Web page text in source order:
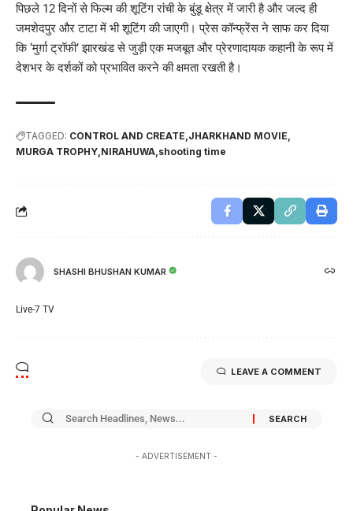
पिछले 12 दिनों से फिल्म की शूटिंग रांची के बुंडू क्षेत्र में जारी है और जल्द ही
जमशेदपुर और टाटा में भी शूटिंग की जाएगी। प्रेस कॉन्फ्रेंस ने साफ कर दिया
कि ‘मुर्ग़ा ट्रॉफी’ झारखंड से जुड़ी एक मजबूत और प्रेरणादायक कहानी के रूप में
देशभर के दर्शकों को प्रभावित करने की क्षमता रखती है।
TAGGED: CONTROL AND CREATE JHARKHAND MOVIE
MURGA TROPHY NIRAHUWA shooting time
SHASHI BHUSHAN KUMAR
Live-7 TV
LEAVE A COMMENT
- ADVERTISEMENT -